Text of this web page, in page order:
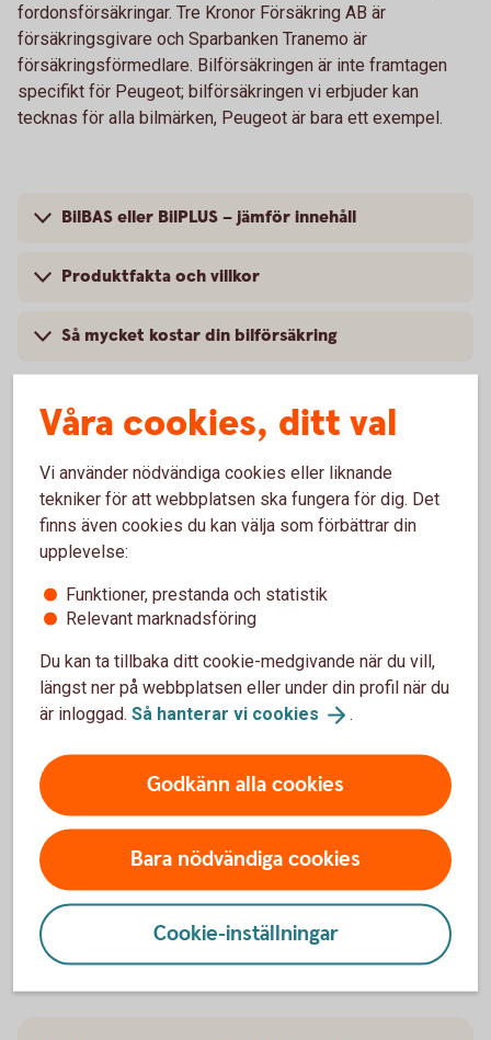
fordonsförsäkringar. Tre Kronor Försäkring AB är
försäkringsgivare och Sparbanken Tranemo är
försäkringsförmedlare. Bilförsäkringen är inte framtagen
specifikt för Peugeot; bilförsäkringen vi erbjuder kan
tecknas för alla bilmärken, Peugeot är bara ett exempel.
BilBAS eller BilPLUS – jämför innehåll
Produktfakta och villkor
Så mycket kostar din bilförsäkring
Vanliga frågor om att försäkra
Peugeot
Trafik, hel och halv – vad är det för skillnad på
försäkringarna?
gälla?
Om man övningskör och olyckan är framme,
täcker bilförsäkringen då?
Gäller bilförsäkringen utanför Sverige?
Täcker försäkringen viltolyckor?
Vilka bilar har en vagnskadegaranti?
Våra cookies, ditt val
Vi använder nödvändiga cookies eller liknande
tekniker för att webbplatsen ska fungera för dig. Det
finns även cookies du kan välja som förbättrar din
upplevelse:
Funktioner, prestanda och statistik
Relevant marknadsföring
Du kan ta tillbaka ditt cookie-medgivande när du vill,
längst ner på webbplatsen eller under din profil när du
är inloggad. Så hanterar vi cookies .
Godkänn alla cookies
Bara nödvändiga cookies
Cookie-inställningar